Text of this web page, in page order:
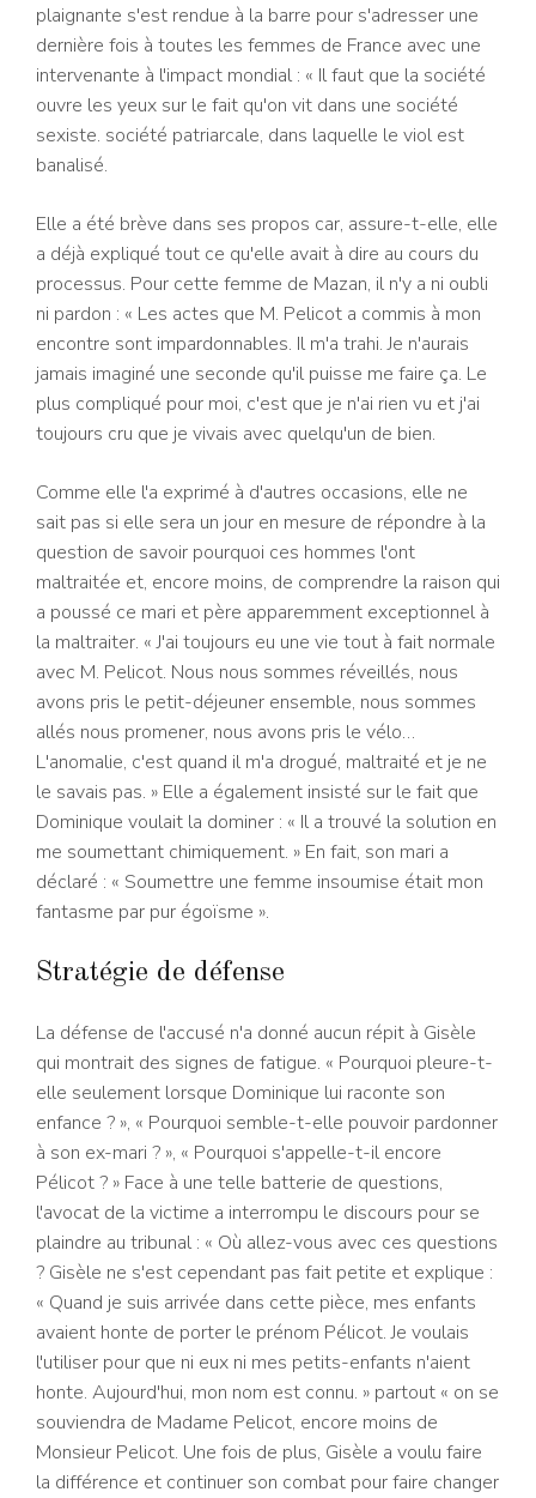
plaignante s'est rendue à la barre pour s'adresser une
dernière fois à toutes les femmes de France avec une
intervenante à l'impact mondial : « Il faut que la société
ouvre les yeux sur le fait qu'on vit dans une société
sexiste. société patriarcale, dans laquelle le viol est
banalisé.
Elle a été brève dans ses propos car, assure-t-elle, elle
a déjà expliqué tout ce qu'elle avait à dire au cours du
processus. Pour cette femme de Mazan, il n'y a ni oubli
ni pardon : « Les actes que M. Pelicot a commis à mon
encontre sont impardonnables. Il m'a trahi. Je n'aurais
jamais imaginé une seconde qu'il puisse me faire ça. Le
plus compliqué pour moi, c'est que je n'ai rien vu et j'ai
toujours cru que je vivais avec quelqu'un de bien.
Comme elle l'a exprimé à d'autres occasions, elle ne
sait pas si elle sera un jour en mesure de répondre à la
question de savoir pourquoi ces hommes l'ont
maltraitée et, encore moins, de comprendre la raison qui
a poussé ce mari et père apparemment exceptionnel à
la maltraiter. « J'ai toujours eu une vie tout à fait normale
avec M. Pelicot. Nous nous sommes réveillés, nous
avons pris le petit-déjeuner ensemble, nous sommes
allés nous promener, nous avons pris le vélo…
L'anomalie, c'est quand il m'a drogué, maltraité et je ne
le savais pas. » Elle a également insisté sur le fait que
Dominique voulait la dominer : « Il a trouvé la solution en
me soumettant chimiquement. » En fait, son mari a
déclaré : « Soumettre une femme insoumise était mon
fantasme par pur égoïsme ».
Stratégie de défense
La défense de l'accusé n'a donné aucun répit à Gisèle
qui montrait des signes de fatigue. « Pourquoi pleure-t-
elle seulement lorsque Dominique lui raconte son
enfance ? », « Pourquoi semble-t-elle pouvoir pardonner
à son ex-mari ? », « Pourquoi s'appelle-t-il encore
Pélicot ? » Face à une telle batterie de questions,
l'avocat de la victime a interrompu le discours pour se
plaindre au tribunal : « Où allez-vous avec ces questions
? Gisèle ne s'est cependant pas fait petite et explique :
« Quand je suis arrivée dans cette pièce, mes enfants
avaient honte de porter le prénom Pélicot. Je voulais
l'utiliser pour que ni eux ni mes petits-enfants n'aient
honte. Aujourd'hui, mon nom est connu. » partout « on se
souviendra de Madame Pelicot, encore moins de
Monsieur Pelicot. Une fois de plus, Gisèle a voulu faire
la différence et continuer son combat pour faire changer